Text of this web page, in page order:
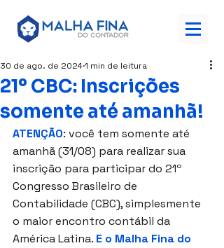
21º CBC: Inscrições
somente até amanhã!
30 de ago. de 20241 min de leitura
ATENÇÃO: você tem somente até
amanhã (31/08) para realizar sua
inscrição para participar do 21º
Congresso Brasileiro de
Contabilidade (CBC), simplesmente
o maior encontro contábil da
América Latina. E o Malha Fina do